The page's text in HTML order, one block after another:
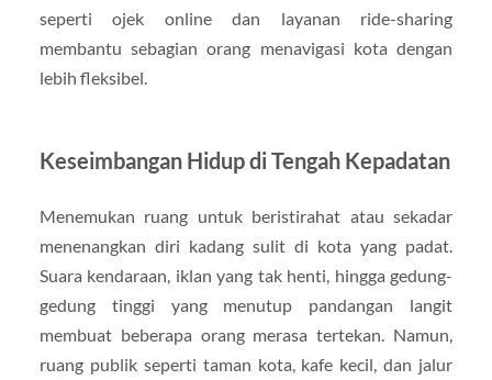
seperti ojek online dan layanan ride-sharing
membantu sebagian orang menavigasi kota dengan
lebih fleksibel.
Keseimbangan Hidup di Tengah Kepadatan
Menemukan ruang untuk beristirahat atau sekadar
menenangkan diri kadang sulit di kota yang padat.
Suara kendaraan, iklan yang tak henti, hingga gedung-
gedung tinggi yang menutup pandangan langit
membuat beberapa orang merasa tertekan. Namun,
ruang publik seperti taman kota, kafe kecil, dan jalur